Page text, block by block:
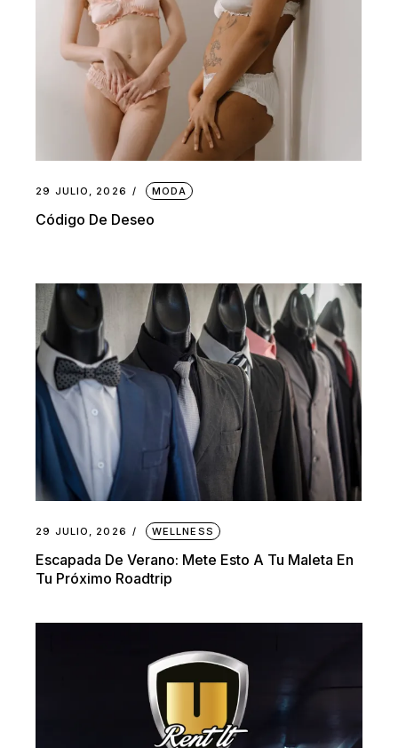
29 JULIO, 2026 MODA
Código De Deseo
29 JULIO, 2026 WELLNESS
Escapada De Verano: Mete Esto A Tu Maleta En
Tu Próximo Roadtrip